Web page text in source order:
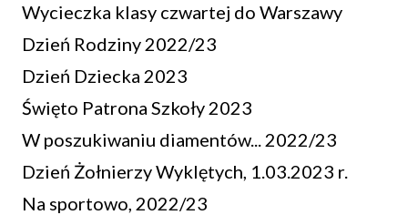
Wycieczka klasy czwartej do Warszawy
Dzień Rodziny 2022/23
Dzień Dziecka 2023
Święto Patrona Szkoły 2023
W poszukiwaniu diamentów... 2022/23
Dzień Żołnierzy Wyklętych, 1.03.2023 r.
Na sportowo, 2022/23